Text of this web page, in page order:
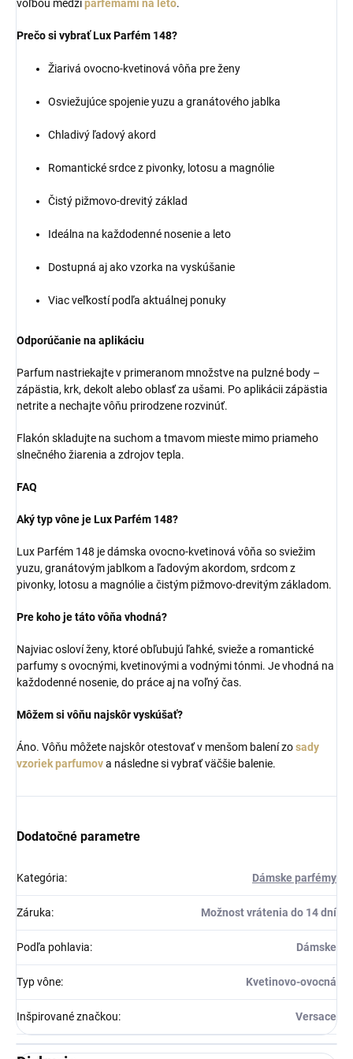
voľbou medziparfémami na leto.
Prečo si vybrať Lux Parfém 148?
Žiarivá ovocno-kvetinová vôňa pre ženy
Osviežujúce spojenie yuzu a granátového jablka
Chladivý ľadový akord
Romantické srdce z pivonky, lotosu a magnólie
Čistý pižmovo-drevitý základ
Ideálna na každodenné nosenie a leto
Dostupná aj ako vzorka na vyskúšanie
Viac veľkostí podľa aktuálnej ponuky
Odporúčanie na aplikáciu
Parfum nastriekajte v primeranom množstve na pulzné body –
zápästia, krk, dekolt alebo oblasť za ušami. Po aplikácii zápästia
netrite a nechajte vôňu prirodzene rozvinúť.
Flakón skladujte na suchom a tmavom mieste mimo priameho
slnečného žiarenia a zdrojov tepla.
FAQ
Aký typ vône je Lux Parfém 148?
Lux Parfém 148 je dámska ovocno-kvetinová vôňa so sviežim
yuzu, granátovým jablkom a ľadovým akordom, srdcom z
pivonky, lotosu a magnólie a čistým pižmovo-drevitým základom.
Pre koho je táto vôňa vhodná?
Najviac osloví ženy, ktoré obľubujú ľahké, svieže a romantické
parfumy s ovocnými, kvetinovými a vodnými tónmi. Je vhodná na
každodenné nosenie, do práce aj na voľný čas.
Môžem si vôňu najskôr vyskúšať?
Áno. Vôňu môžete najskôr otestovať v menšom balení zosady
vzoriek parfumova následne si vybrať väčšie balenie.
Dodatočné parametre
Kategória: Dámske parfémy
Záruka: Možnost vrátenia do 14 dní
Podľa pohlavia: Dámske
Typ vône: Kvetinovo-ovocná
Inšpirované značkou: Versace